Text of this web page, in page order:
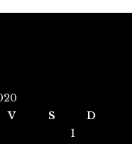
V S
D
1